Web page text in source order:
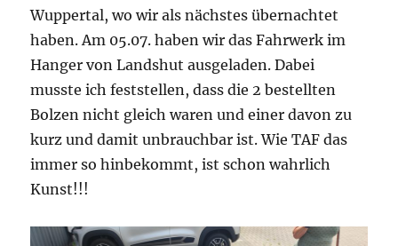
Wuppertal, wo wir als nächstes übernachtet
haben. Am 05.07. haben wir das Fahrwerk im
Hanger von Landshut ausgeladen. Dabei
musste ich feststellen, dass die 2 bestellten
Bolzen nicht gleich waren und einer davon zu
kurz und damit unbrauchbar ist. Wie TAF das
immer so hinbekommt, ist schon wahrlich
Kunst!!!